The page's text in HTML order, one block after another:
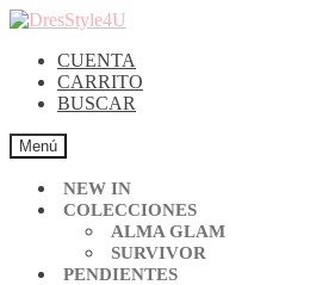
CUENTA
CARRITO
BUSCAR
Menú
NEW IN
COLECCIONES
ALMA GLAM
SURVIVOR
PENDIENTES